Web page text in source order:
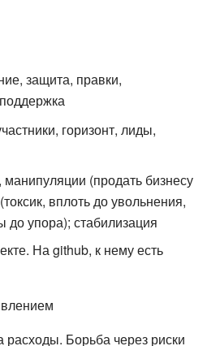
защита, правки,
горизонт, лиды,
(продать бизнесу
вплоть до увольнения,
до упора); стабилизация
На github, к нему есть
расходы. Борьба через риски